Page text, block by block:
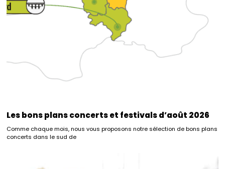
Les bons plans concerts et festivals d’août 2026
Comme chaque mois, nous vous proposons notre sélection de bons plans
concerts dans le sud de